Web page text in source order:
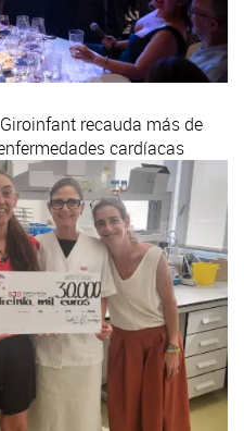
recauda más de
cardíacas